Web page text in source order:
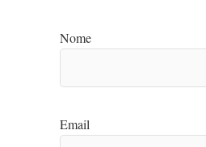
Nome
Email